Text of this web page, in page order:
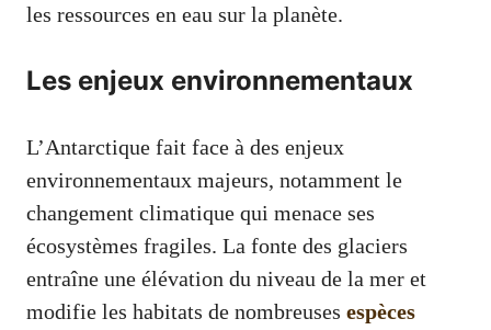
les ressources en eau sur la planète.
Les enjeux environnementaux
L’Antarctique fait face à des enjeux
environnementaux majeurs, notamment le
changement climatique qui menace ses
écosystèmes fragiles. La fonte des glaciers
entraîne une élévation du niveau de la mer et
modifie les habitats de nombreuses espèces